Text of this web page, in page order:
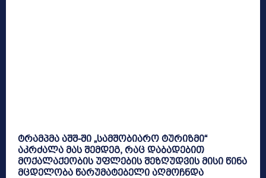
ტრამპმა აშშ-ში „სამშობიარო ტურიზმი“
აკრძალა მას შემდეგ, რაც დაბადებით
მოქალაქეობის უფლების შეზღუდვის მისი წინა
მცდელობა წარუმატებელი აღმოჩნდა